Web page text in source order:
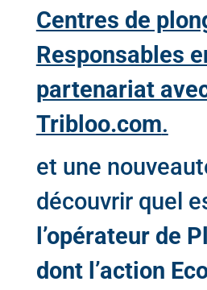
Centres de
Responsables
partenariat
Tribloo.com.
et une
découvrir quel
l’opérateur de
dont l’action